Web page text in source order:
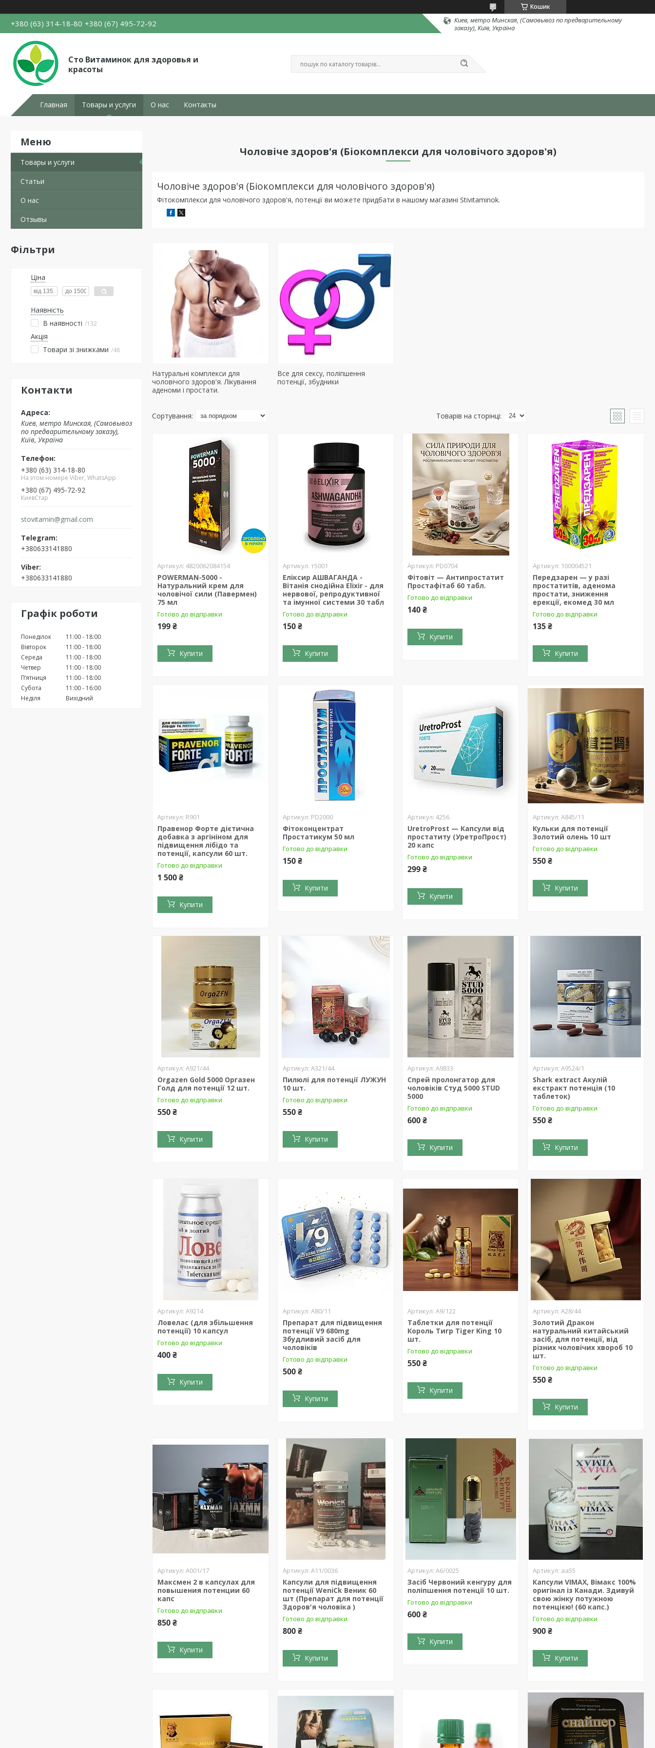
Кошик
+380 (63) 314-18-80 +380 (67) 495-72-92
Киев, метро Минская, (Самовывоз по предварительному
заказу), Київ, Україна
Сто Витаминок для здоровья и
красоты
Главная Товары и услуги О нас Контакты
Товары и услуги
Статьи
О нас
Отзывы
Фільтри
Ціна
Наявність
В наявності
132
Акція
Товари зі знижками
48
Контакти
Киев, метро Минская, (Самовывоз
по предварительному заказу),
Київ, Україна
+380 (63) 314-18-80
На этом номере Viber, WhatsApp
+380 (67) 495-72-92
КиевСтар
stovitamin@gmail.com
+380633141880
+380633141880
Графік роботи
Понеділок 11:00
18:00
Вівторок
11:00
18:00
Середа
11:00
18:00
Четвер
11:00
18:00
Пʼятниця
11:00
18:00
Субота
11:00
16:00
Неділя
Вихідний
Чоловіче здоров'я (Біокомплекси для чоловічого здоров'я)
Чоловіче здоров'я (Біокомплекси для чоловічого здоров'я)
Фітокомплекси для чоловічого здоров'я, потенції ви можете придбати в нашому магазині Stivitaminok.
Натуральні комплекси для
чоловічого здоров'я. Лікування
аденоми і простати.
Все для сексу, поліпшення
потенції, збудники
4820062084154
POWERMAN-5000 -
Натуральний крем для
чоловічої сили (Павермен)
75 мл
Готово до відправки
199 ₴
Купити
т5001
Еліксир АШВАГАНДА -
Вітанія снодійна Elixir - для
нервової, репродуктивної
та імунної системи 30 табл
Готово до відправки
150 ₴
Купити
PD0704
Фітовіт — Антипростатит
Простафітаб 60 табл.
Готово до відправки
140 ₴
Купити
100004521
Передзарен — у разі
простатитів, аденома
простати, зниження
ерекції, екомед 30 мл
Готово до відправки
135 ₴
Купити
R901
Правенор Форте дієтична
добавка з аргініном для
підвищення лібідо та
потенції, капсули 60 шт.
Готово до відправки
1 500 ₴
Купити
PD2000
Фітоконцентрат
Простатикум 50 мл
Готово до відправки
150 ₴
Купити
4256
UretroProst — Капсули від
простатиту (УретроПрост)
20 капс
Готово до відправки
299 ₴
Купити
А845/11
Кульки для потенції
Золотий олень 10 шт
Готово до відправки
550 ₴
Купити
А921/44
Orgazen Gold 5000 Оргазен
Голд для потенції 12 шт.
Готово до відправки
550 ₴
Купити
А321/44
Пилюлі для потенції ЛУЖУН
10 шт.
Готово до відправки
550 ₴
Купити
А9833
Спрей пролонгатор для
чоловіків Студ 5000 STUD
5000
Готово до відправки
600 ₴
Купити
А9524/1
Shark extract Акулій
екстракт потенція (10
таблеток)
Готово до відправки
550 ₴
Купити
А9214
Ловелас (для збільшення
потенції) 10 капсул
Готово до відправки
400 ₴
Купити
А80/11
Препарат для підвищення
потенції V9 680mg
Збудливий засіб для
чоловіків
Готово до відправки
500 ₴
Купити
А9/122
Таблетки для потенції
Король Тигр Tiger King 10
шт.
Готово до відправки
550 ₴
Купити
А28/44
Золотий Дракон
натуральний китайський
засіб, для потенції, від
різних чоловічих хвороб 10
шт.
Готово до відправки
550 ₴
Купити
А001/17
Максмен 2 в капсулах для
повышения потенции 60
капс
Готово до відправки
850 ₴
Купити
А11/0036
Капсули для підвищення
потенції WeniCk Веник 60
шт (Препарат для потенції
Здоров'я чоловіка )
Готово до відправки
800 ₴
Купити
А6/0025
Засіб Червоний кенгуру для
поліпшення потенції 10 шт.
Готово до відправки
600 ₴
Купити
aa55
Капсули VIMAX, Вімакс 100%
оригінал із Канади. Здивуй
свою жінку потужною
потенцією! (60 капс.)
Готово до відправки
900 ₴
Купити